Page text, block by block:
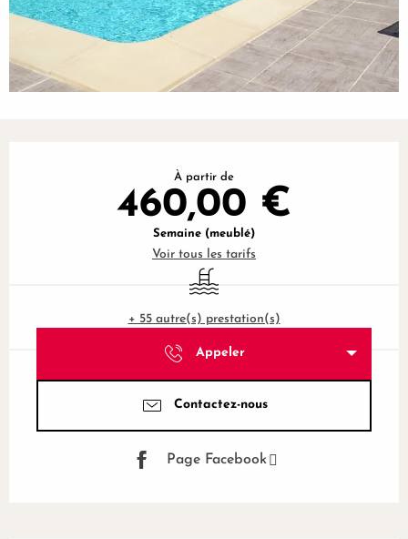
À partir de
460,00 €
Semaine (meublé)
Voir tous les tarifs
Piscine
+ 55 autre(s) prestation(s)
Appeler
Contactez-nous
Page Facebook